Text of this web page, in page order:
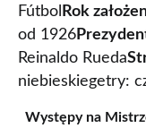
Fútbol Rok
od 1926
Reinaldo Rueda
niebieskiegetry:
Występy na